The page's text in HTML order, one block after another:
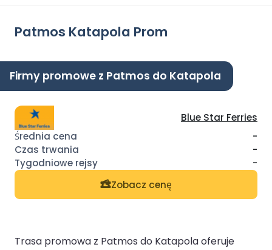
Patmos Katapola Prom
Firmy promowe z Patmos do Katapola
Blue Star Ferries
-
-
-
Zobacz cenę
Trasa promowa z Patmos do Katapola oferuje